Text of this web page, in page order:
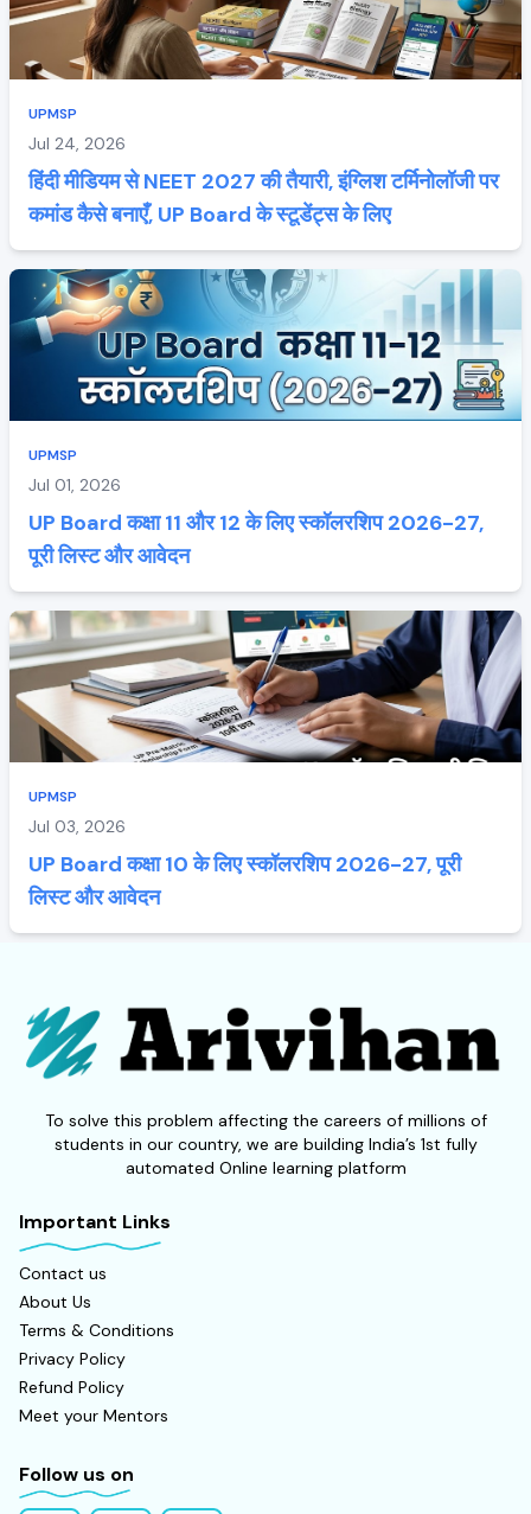
UPMSP
Jul 24, 2026
हिंदी मीडियम से NEET 2027 की तैयारी, इंग्लिश टर्मिनोलॉजी पर
कमांड कैसे बनाएँ, UP Board के स्टूडेंट्स के लिए
UPMSP
Jul 01, 2026
UP Board कक्षा 11 और 12 के लिए स्कॉलरशिप 2026-27,
पूरी लिस्ट और आवेदन
UPMSP
Jul 03, 2026
UP Board कक्षा 10 के लिए स्कॉलरशिप 2026-27, पूरी
लिस्ट और आवेदन
To solve this problem affecting the careers of millions of
students in our country, we are building India’s 1st fully
automated Online learning platform
Important Links
Contact us
About Us
Terms & Conditions
Privacy Policy
Refund Policy
Meet your Mentors
Follow us on